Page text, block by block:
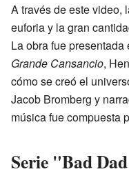
A través de este video,
euforia y la gran
La obra fue
Grande Cansancio,
cómo se creó el
Jacob Bromberg y
música fue compuesta
Serie "Bad